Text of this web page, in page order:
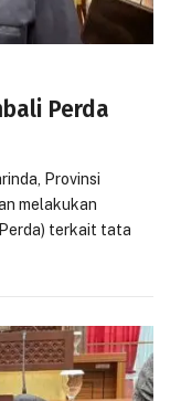
Perda
Provinsi
melakukan
terkait tata